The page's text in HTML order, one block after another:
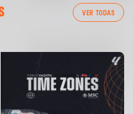
VER TODAS
CF 04/03/26